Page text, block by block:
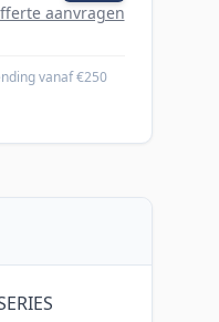
aanvragen
vanaf €250